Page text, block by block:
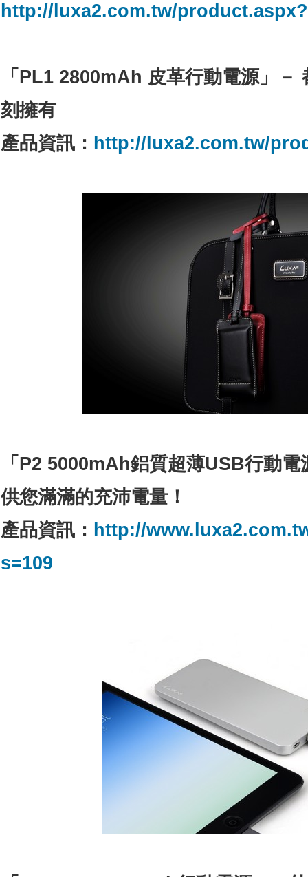
http://luxa2.com.tw/
「 PL1 2800mAh 皮革行動電源」－
刻擁有
產品資訊： http://luxa2.com.tw/
「 P2 5000mAh鋁質超薄USB行動電
供您滿滿的充沛電量！
產品資訊： http://
s=109